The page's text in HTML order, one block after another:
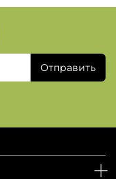
Отправить